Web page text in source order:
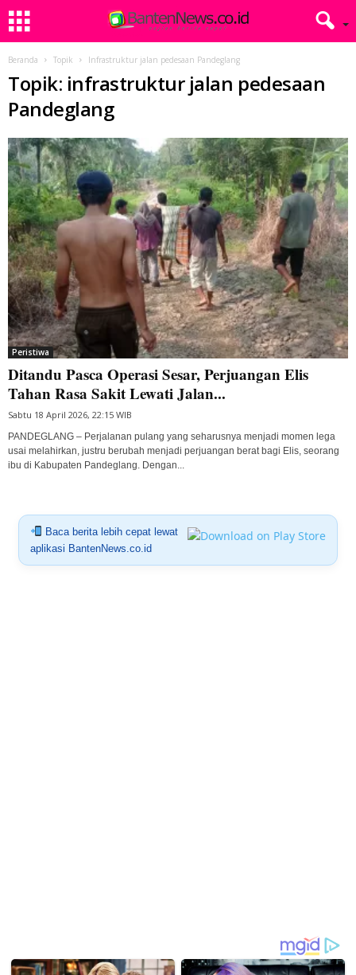
Beranda Topik Infrastruktur jalan pedesaan Pandeglang
Topik: infrastruktur jalan pedesaan
Pandeglang
Peristiwa
Ditandu Pasca Operasi Sesar, Perjuangan Elis
Tahan Rasa Sakit Lewati Jalan...
Sabtu 18 April 2026, 22:15 WIB
PANDEGLANG – Perjalanan pulang yang seharusnya menjadi momen lega
usai melahirkan, justru berubah menjadi perjuangan berat bagi Elis, seorang
ibu di Kabupaten Pandeglang. Dengan...
Baca berita lebih cepat lewat
aplikasi BantenNews.co.id